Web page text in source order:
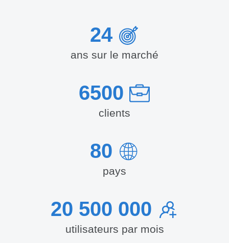
24
ans sur le marché
6500
clients
80
pays
20 500 000
utilisateurs par mois